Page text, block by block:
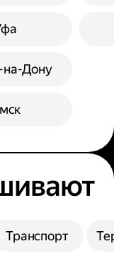
на-Дону
Транспорт